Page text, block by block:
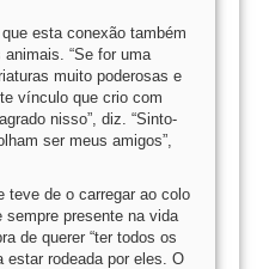
esta conexão também
“Se for uma
muito poderosas e
vínculo que crio com
nisso”, diz. “Sinto-
ser meus amigos”,
teve de o carregar ao colo
presente na vida
de querer “ter todos os
estar rodeada por eles. O